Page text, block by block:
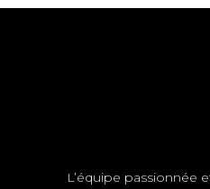
L’équipe passionnée